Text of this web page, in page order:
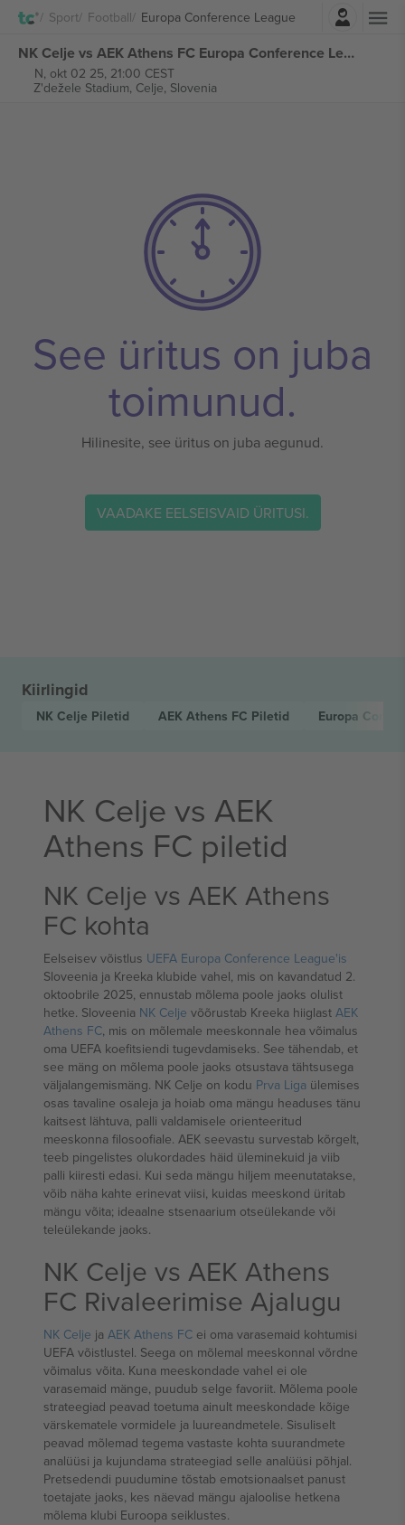
Sport Football Europa Conference League
Logi sisse
NK Celje vs AEK Athens FC Europa Conference League piletid
N, okt 02 25, 21:00 CEST
Z'dežele Stadium, Celje, Slovenia
See üritus on juba
toimunud.
Hilinesite, see üritus on juba aegunud.
VAADAKE EELSEISVAID ÜRITUSI.
Kiirlingid
NK Celje Piletid AEK Athens FC Piletid Europa
NK Celje vs AEK
Athens FC piletid
NK Celje vs AEK Athens
FC kohta
Eelseisev võistlus UEFA Europa Conference League'is
Sloveenia ja Kreeka klubide vahel, mis on kavandatud 2.
oktoobrile 2025, ennustab mõlema poole jaoks olulist
hetke. Sloveenia NK Celje võõrustab Kreeka hiiglast AEK
Athens FC, mis on mõlemale meeskonnale hea võimalus
oma UEFA koefitsiendi tugevdamiseks. See tähendab, et
see mäng on mõlema poole jaoks otsustava tähtsusega
väljalangemismäng. NK Celje on kodu Prva Liga ülemises
osas tavaline osaleja ja hoiab oma mängu headuses tänu
kaitsest lähtuva, palli valdamisele orienteeritud
meeskonna filosoofiale. AEK seevastu survestab kõrgelt,
teeb pingelistes olukordades häid üleminekuid ja viib
palli kiiresti edasi. Kui seda mängu hiljem meenutatakse,
võib näha kahte erinevat viisi, kuidas meeskond üritab
mängu võita; ideaalne stsenaarium otseülekande või
teleülekande jaoks.
NK Celje vs AEK Athens
FC Rivaleerimise Ajalugu
NK Celje ja AEK Athens FC ei oma varasemaid kohtumisi
UEFA võistlustel. Seega on mõlemal meeskonnal võrdne
võimalus võita. Kuna meeskondade vahel ei ole
varasemaid mänge, puudub selge favoriit. Mõlema poole
strateegiad peavad toetuma ainult meeskondade kõige
värskematele vormidele ja luureandmetele. Sisuliselt
peavad mõlemad tegema vastaste kohta suurandmete
analüüsi ja kujundama strateegiad selle analüüsi põhjal.
Pretsedendi puudumine tõstab emotsionaalset panust
toetajate jaoks, kes näevad mängu ajaloolise hetkena
mõlema klubi Euroopa seiklustes.